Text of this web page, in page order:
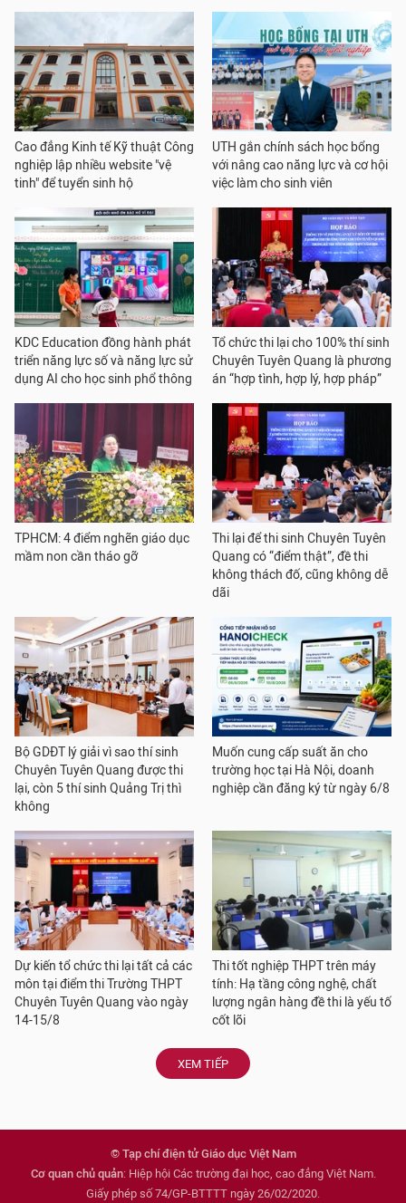
Cao đẳng Kinh tế Kỹ thuật Công
nghiệp lập nhiều website "vệ
tinh" để tuyển sinh hộ
UTH gắn chính sách học bổng
với nâng cao năng lực và cơ hội
việc làm cho sinh viên
KDC Education đồng hành phát
triển năng lực số và năng lực sử
dụng AI cho học sinh phổ thông
Tổ chức thi lại cho 100% thí sinh
Chuyên Tuyên Quang là phương
án “hợp tình, hợp lý, hợp pháp”
TPHCM: 4 điểm nghẽn giáo dục
mầm non cần tháo gỡ
Thi lại để thi sinh Chuyên Tuyên
Quang có “điểm thật”, đề thi
không thách đố, cũng không dễ
dãi
Bộ GDĐT lý giải vì sao thí sinh
Chuyên Tuyên Quang được thi
lại, còn 5 thí sinh Quảng Trị thì
không
Muốn cung cấp suất ăn cho
trường học tại Hà Nội, doanh
nghiệp cần đăng ký từ ngày 6/8
Dự kiến tổ chức thi lại tất cả các
môn tại điểm thi Trường THPT
Chuyên Tuyên Quang vào ngày
14-15/8
Thi tốt nghiệp THPT trên máy
tính: Hạ tầng công nghệ, chất
lượng ngân hàng đề thi là yếu tố
cốt lõi
XEM TIẾP
© Tạp chí điện tử Giáo dục Việt Nam
Cơ quan chủ quản: Hiệp hội Các trường đại học, cao đẳng Việt Nam.
Giấy phép số 74/GP-BTTTT ngày 26/02/2020.